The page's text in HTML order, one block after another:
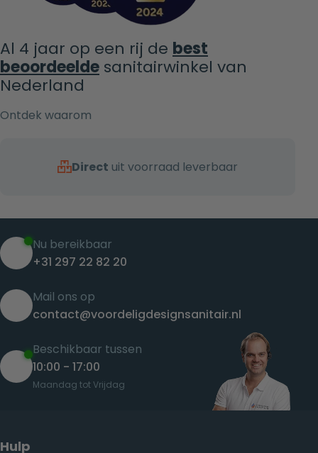
Al 4 jaar op een rij de best
beoordeelde sanitairwinkel van
Nederland
Ontdek waarom
Direct uit voorraad leverbaar
Nu bereikbaar
+31 297 22 82 20
Mail ons op
contact@voordeligdesignsanitair.nl
Beschikbaar tussen
10:00 - 17:00
Maandag tot Vrijdag
Hulp